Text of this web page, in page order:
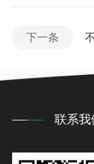
下一条
联系我